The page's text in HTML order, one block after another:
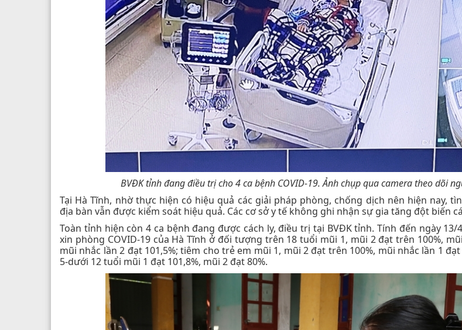
BVĐK tỉnh đang điều trị cho 4 ca bệnh COVID-19.Ảnh chụp qua camera theo dõi
Tại Hà Tĩnh, nhờ thực hiện có hiệu quả các giải pháp phòng, chống dịch nên hiện nay,
địa bàn vẫn được kiểm soát hiệu quả. Các cơ sở y tế không ghi nhận sự gia tăng đột biến
Toàn tỉnh hiện còn 4 ca bệnh đang được cách ly, điều trị tại BVĐK tỉnh. Tính đến ngày 13/
xin phòng COVID-19 của Hà Tĩnh ở đối tượng trên 18 tuổi mũi 1, mũi 2 đạt trên 100%,
mũi nhắc lần 2 đạt 101,5%; tiêm cho trẻ em mũi 1, mũi 2 đạt trên 100%, mũi nhắc lần 1
5-dưới 12 tuổi mũi 1 đạt 101,8%, mũi 2 đạt 80%.